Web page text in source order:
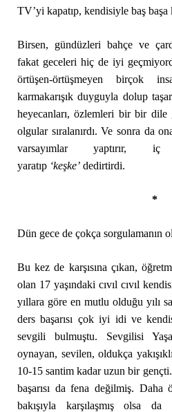
TV’yi kapatıp, kendisiyle baş başa
Birsen, gündüzleri bahçe ve
fakat geceleri hiç de iyi
örtüşen-örtüşmeyen birçok
karmakarışık duyguyla dolup
heyecanları, özlemleri bir bir dile
olgular sıralanırdı. Ve sonra da
varsayımlar yaptırır,
yaratıp ‘keşke’dedirtirdi.
*
Dün gece de çokça sorgulamanın
Bu kez de karşısına çıkan,
olan 17 yaşındaki cıvıl cıvıl
yıllara göre en mutlu olduğu yılı
ders başarısı çok iyi idi ve
sevgili bulmuştu. Sevgilisi
oynayan, sevilen, oldukça
10-15 santim kadar uzun bir
başarısı da fena değilmiş.
bakışıyla karşılaşmış olsa